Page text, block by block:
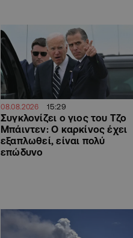
08.08.2026 15:29
Συγκλονίζει ο γιος του Τζο
Μπάιντεν: Ο καρκίνος έχει
εξαπλωθεί, είναι πολύ
επώδυνο